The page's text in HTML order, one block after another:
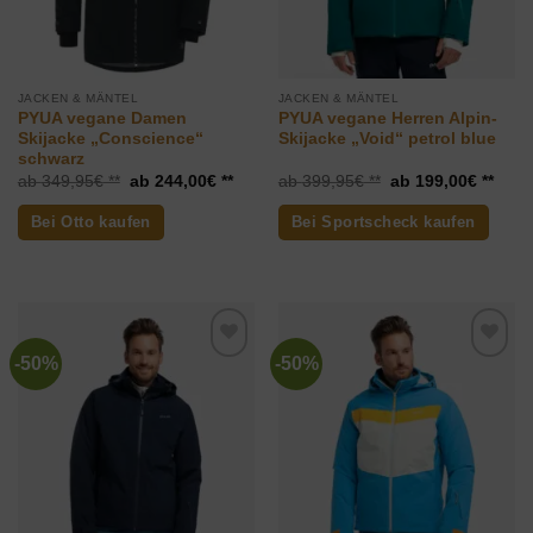
JACKEN & MÄNTEL
PYUA vegane Damen
Skijacke „Conscience“
schwarz
349,95€
Ursprünglicher
349,95€
244,00€
Aktueller
244,00€.
Bei Otto kaufen
JACKEN & MÄNTEL
PYUA vegane Herren Alpin-
Skijacke „Void“ petrol blue
399,95€
Ursprünglicher
399,95€
199,00€
Bei Sportscheck kaufen
-50%
Wunschliste
hinzufügen
-50%
Wunschliste
hinzufügen